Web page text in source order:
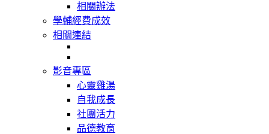
相關辦法
學輔經費成效
相關連結
影音專區
心靈雞湯
自我成長
社團活力
品德教育